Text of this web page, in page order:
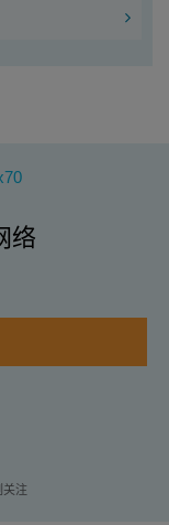
络
关注